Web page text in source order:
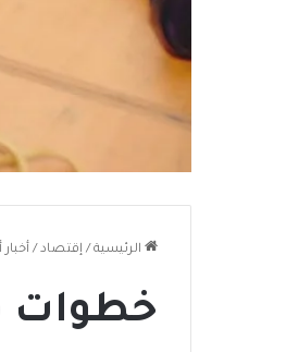
الرئيسية / إقتصاد /
خطوات